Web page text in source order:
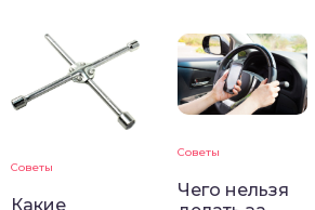
Советы
Какие
Советы
Чего нельзя